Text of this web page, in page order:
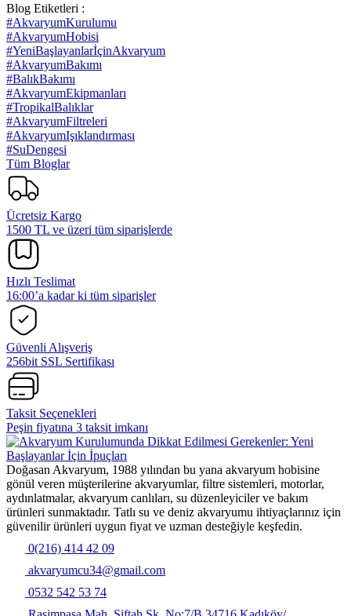
Blog Etiketleri :
#AkvaryumKurulumu
#AkvaryumHobisi
#YeniBaşlayanlarİçinAkvaryum
#AkvaryumBakımı
#BalıkBakımı
#AkvaryumEkipmanları
#TropikalBalıklar
#AkvaryumFiltreleri
#AkvaryumIşıklandırması
#SuDengesi
Tüm Bloglar
Ücretsiz Kargo
1500 TL ve üzeri tüm siparişlerde
Hızlı Teslimat
16:00’a kadar ki tüm siparişler
Güvenli Alışveriş
256bit SSL Sertifikası
Taksit Seçenekleri
Peşin fiyatına 3 taksit imkanı
Doğasan Akvaryum, 1988 yılından bu yana akvaryum hobisine
gönül veren müşterilerine akvaryumlar, filtre sistemleri, motorlar,
aydınlatmalar, akvaryum canlıları, su düzenleyiciler ve bakım
ürünleri sunmaktadır. Tatlı su ve deniz akvaryumu ihtiyaçlarınız için
güvenilir ürünleri uygun fiyat ve uzman desteğiyle keşfedin.
0(216) 414 42 09
akvaryumcu34@gmail.com
0532 542 53 74